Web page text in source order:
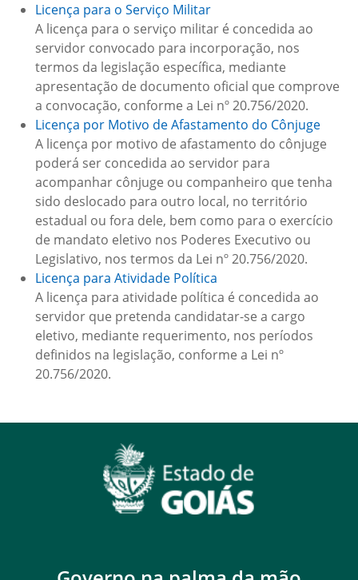
Licença para o Serviço Militar
A licença para o serviço militar é concedida ao
servidor convocado para incorporação, nos
termos da legislação específica, mediante
apresentação de documento oficial que comprove
a convocação, conforme a Lei nº 20.756/2020.
Licença por Motivo de Afastamento do Cônjuge
A licença por motivo de afastamento do cônjuge
poderá ser concedida ao servidor para
acompanhar cônjuge ou companheiro que tenha
sido deslocado para outro local, no território
estadual ou fora dele, bem como para o exercício
de mandato eletivo nos Poderes Executivo ou
Legislativo, nos termos da Lei nº 20.756/2020.
Licença para Atividade Política
A licença para atividade política é concedida ao
servidor que pretenda candidatar-se a cargo
eletivo, mediante requerimento, nos períodos
definidos na legislação, conforme a Lei nº
20.756/2020.